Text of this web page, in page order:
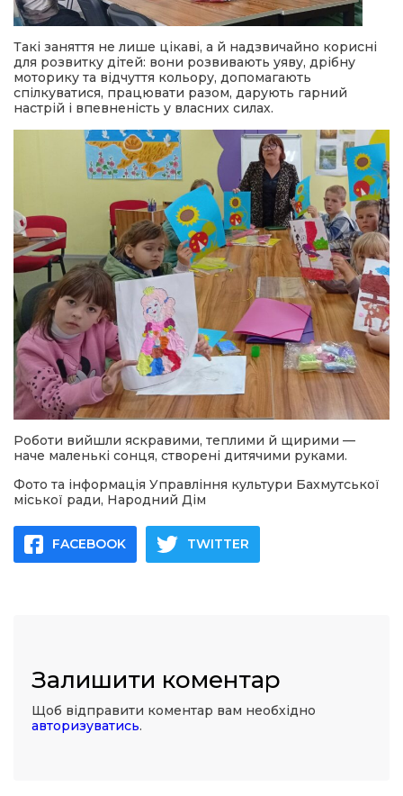
Такі заняття не лише цікаві, а й надзвичайно корисні
для розвитку дітей: вони розвивають уяву, дрібну
моторику та відчуття кольору, допомагають
спілкуватися, працювати разом, дарують гарний
настрій і впевненість у власних силах.
Роботи вийшли яскравими, теплими й щирими —
наче маленькі сонця, створені дитячими руками.
Фото та інформація Управління культури Бахмутської
міської ради, Народний Дім
FACEBOOK TWITTER
Залишити коментар
Щоб відправити коментар вам необхідно
авторизуватись.